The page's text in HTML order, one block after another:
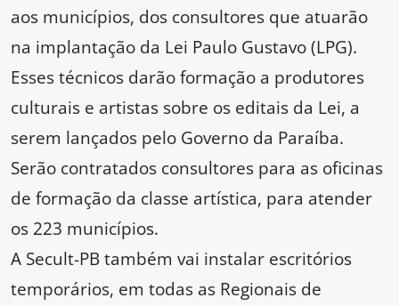
aos municípios, dos consultores que atuarão
na implantação da Lei Paulo Gustavo (LPG).
Esses técnicos darão formação a produtores
culturais e artistas sobre os editais da Lei, a
serem lançados pelo Governo da Paraíba.
Serão contratados consultores para as oficinas
de formação da classe artística, para atender
os 223 municípios.
A Secult-PB também vai instalar escritórios
temporários, em todas as Regionais de